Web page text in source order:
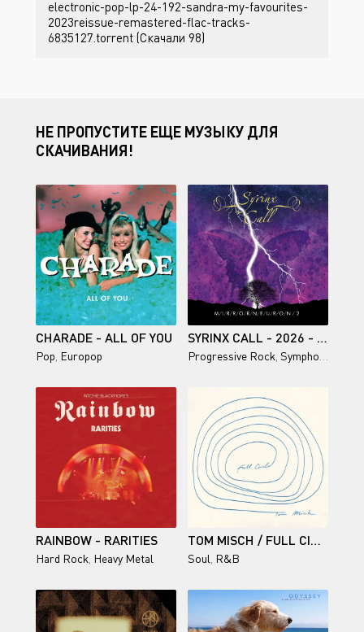
electronic-pop-lp-24-192-sandra-my-favourites-
2023reissue-remastered-flac-tracks-
6835127.torrent (Скачали 98)
НЕ ПРОПУСТИТЕ ЕЩЕ МУЗЫКУ ДЛЯ
СКАЧИВАНИЯ!
CHARADE - ALL OF YOU
Pop Europop
SYRINX CALL - 2026 - MIRRORNEURON 2
Progressive Rock Symphonic Rock
RAINBOW - RARITIES
Hard Rock Heavy Metal
TOM MISCH / FULL CIRCLE
Soul R&B